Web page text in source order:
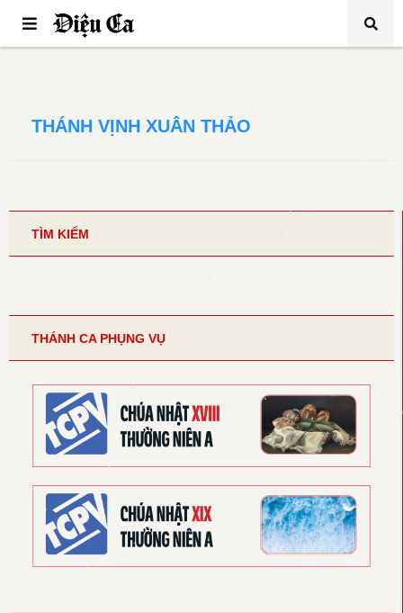
THÁNH VỊNH XUÂN THẢO
TÌM KIẾM
THÁNH CA PHỤNG VỤ